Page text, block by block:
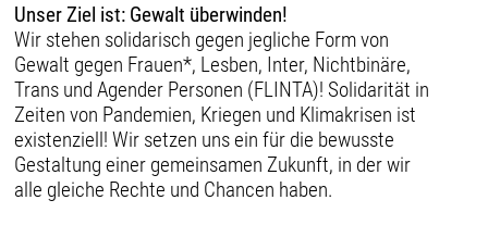
Unser Ziel ist: Gewalt überwinden!
Wir stehen solidarisch gegen jegliche Form von
Gewalt gegen Frauen*, Lesben, Inter, Nichtbinäre,
Trans und Agender Personen (FLINTA)! Solidarität in
Zeiten von Pandemien, Kriegen und Klimakrisen ist
existenziell! Wir setzen uns ein für die bewusste
Gestaltung einer gemeinsamen Zukunft, in der wir
alle gleiche Rechte und Chancen haben.